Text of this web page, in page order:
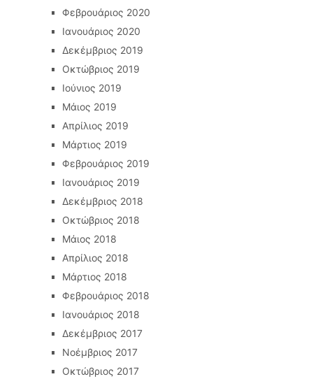
Φεβρουάριος 2020
Ιανουάριος 2020
Δεκέμβριος 2019
Οκτώβριος 2019
Ιούνιος 2019
Μάιος 2019
Απρίλιος 2019
Μάρτιος 2019
Φεβρουάριος 2019
Ιανουάριος 2019
Δεκέμβριος 2018
Οκτώβριος 2018
Μάιος 2018
Απρίλιος 2018
Μάρτιος 2018
Φεβρουάριος 2018
Ιανουάριος 2018
Δεκέμβριος 2017
Νοέμβριος 2017
Οκτώβριος 2017